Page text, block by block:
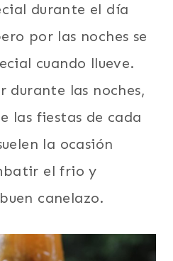
durante el día
por las noches se
cuando llueve.
durante las noches,
las fiestas de cada
la ocasión
el frio y
canelazo.